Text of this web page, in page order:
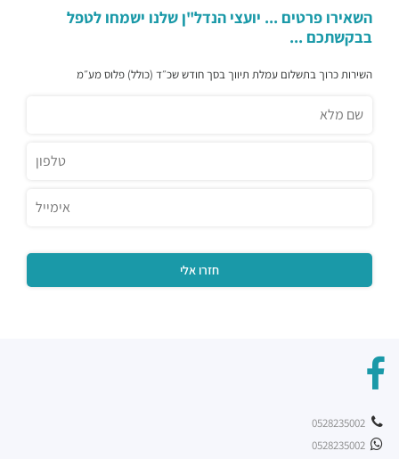
השאירו פרטים ... יועצי הנדל"ן שלנו ישמחו לטפל
בבקשתכם ...
השירות כרוך בתשלום עמלת תיווך בסך חודש שכ״ד (כולל) פלוס מע״מ